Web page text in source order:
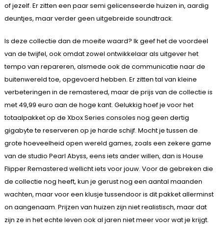
of jezelf. Er zitten een paar semi gelicenseerde huizen in, aardig
deuntjes, maar verder geen uitgebreide soundtrack.
Is deze collectie dan de moeite waard? Ik geef het de voordeel
van de twijfel, ook omdat zowel ontwikkelaar als uitgever het
tempo van repareren, alsmede ook de communicatie naar de
buitenwereld toe, opgevoerd hebben. Er zitten tal van kleine
verbeteringen in de remastered, maar de prijs van de collectie is
met 49,99 euro aan de hoge kant. Gelukkig hoef je voor het
totaalpakket op de Xbox Series consoles nog geen dertig
gigabyte te reserveren op je harde schijf. Mocht je tussen de
grote hoeveelheid open wereld games, zoals een zekere game
van de studio Pearl Abyss, eens iets ander willen, dan is House
Flipper Remastered wellicht iets voor jouw. Voor de gebreken die
de collectie nog heeft, kun je gerust nog een aantal maanden
wachten, maar voor een klusje tussendoor is dit pakket allerminst
on aangenaam. Prijzen van huizen zijn niet realistisch, maar dat
zijn ze in het echte leven ook al jaren niet meer voor wat je krijgt.